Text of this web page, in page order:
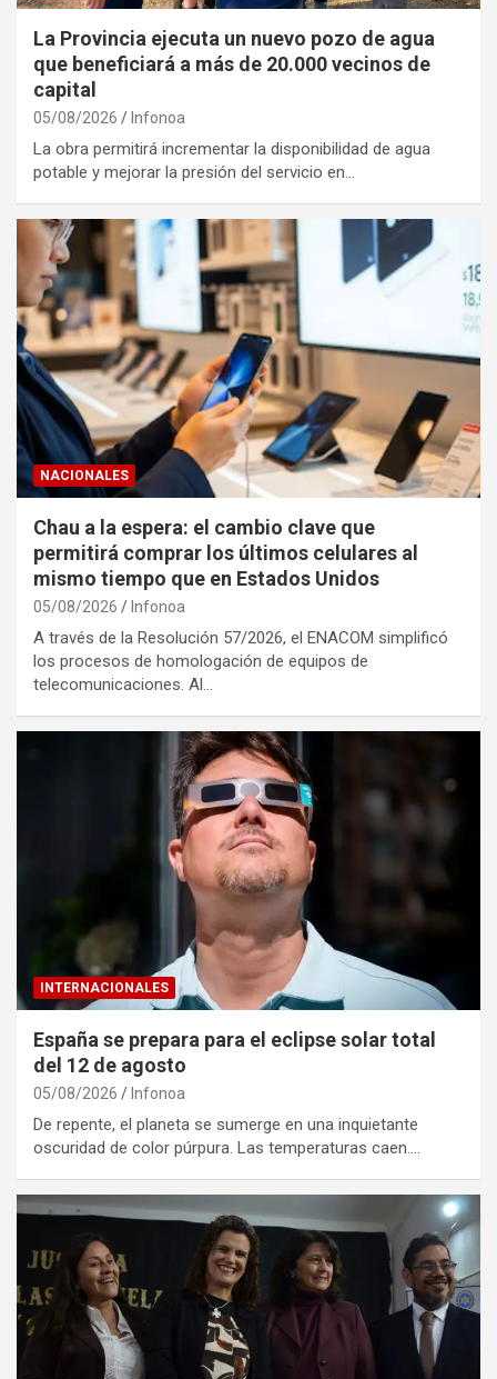
La Provincia ejecuta un nuevo pozo de agua
que beneficiará a más de 20.000 vecinos de
capital
05/08/2026 Infonoa
La obra permitirá incrementar la disponibilidad de agua
potable y mejorar la presión del servicio en…
NACIONALES
Chau a la espera: el cambio clave que
permitirá comprar los últimos celulares al
mismo tiempo que en Estados Unidos
05/08/2026 Infonoa
A través de la Resolución 57/2026, el ENACOM simplificó
los procesos de homologación de equipos de
telecomunicaciones. Al…
INTERNACIONALES
España se prepara para el eclipse solar total
del 12 de agosto
05/08/2026 Infonoa
De repente, el planeta se sumerge en una inquietante
oscuridad de color púrpura. Las temperaturas caen.…